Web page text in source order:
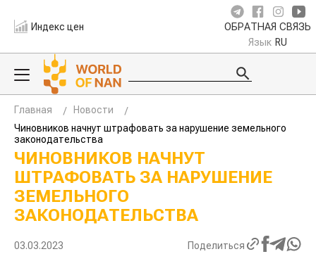
Индекс цен ОБРАТНАЯ СВЯЗЬ
Язык RU
Главная
Новости
Чиновников начнут штрафовать за нарушение земельного
законодательства
ЧИНОВНИКОВ НАЧНУТ
ШТРАФОВАТЬ ЗА НАРУШЕНИЕ
ЗЕМЕЛЬНОГО
ЗАКОНОДАТЕЛЬСТВА
03.03.2023 Поделиться